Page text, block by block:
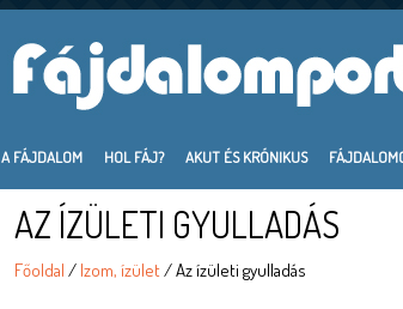
A FÁJDALOM HOL FÁJ? AKUT ÉS KRÓNIKUS
AZ ÍZÜLETI GYULLADÁS
Főoldal / Izom, ízület/ Az ízületi gyulladás